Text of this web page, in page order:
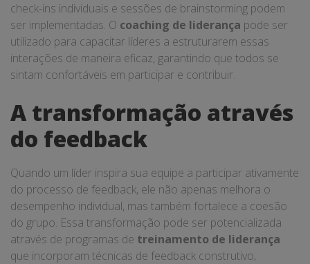
check-ins individuais e sessões de brainstorming podem
ser implementadas. O coaching de liderança pode ser
utilizado para capacitar líderes a estruturarem essas
interações de maneira eficaz, garantindo que todos se
sintam confortáveis em participar e contribuir.
A transformação através
do feedback
Quando um líder inspira sua equipe a participar ativamente
do processo de feedback, ele não apenas melhora o
desempenho individual, mas também fortalece a coesão
do grupo. Essa transformação pode ser potencializada
através de programas de treinamento de liderança
que incorporam técnicas de feedback construtivo,